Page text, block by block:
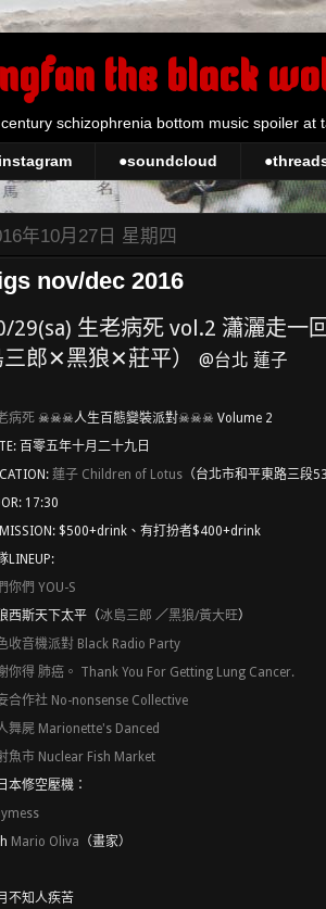
the black
schizophrenia bottom music spoiler at
●soundcloud
年10月27日 星期四
nov/dec 2016
29(sa) 生老病死 vol.2 瀟灑走一
三郎✕黑狼✕莊平）
@台北 蓮子
病死 ☠☠☠人生百態變裝派對☠☠☠ Volume 2
百零五年十月二十九日
蓮子 Children of Lotus （台北市和平東路三段
17:30
$500+drink、有打扮者$400+drink
LINEUP:
你們 YOU-S
西斯天下太平（冰島三郎 ／黑狼/黃大旺）
收音機派對 Black Radio Party
你得 肺癌。 Thank You For Getting Lung Cancer.
合作社 No-nonsense Collective
舞屍 Marionette's Danced
魚市 Nuclear Fish Market
本修空壓機：
Mario Oliva （畫家）
不知人疾苦